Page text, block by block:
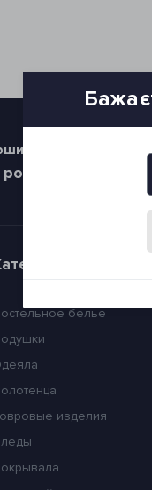
про акції і
белье
изделия